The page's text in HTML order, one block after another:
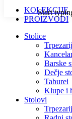
Start
KOLEKCIJE
PROIZVODI
Stolice
Barske
Dečje
Taburei
Klupe i
Stolovi